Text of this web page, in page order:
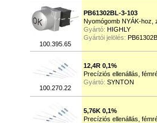
100.395.65
PB61302BL-3-103
Nyomógomb NYÁK-hoz,
Gyártó: HIGHLY
Gyártói jelölés:
100.270.22
12,4R 0,1%
Precíziós ellenállás,
Gyártó: SYNTON
5,76K 0,1%
Precíziós ellenállás,